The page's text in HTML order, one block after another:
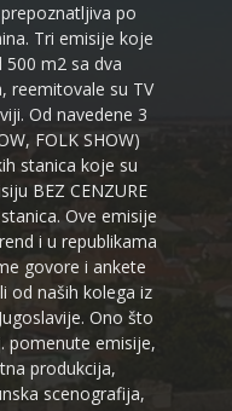
po
Tri emisije koje
500 m2 sa dva
reemitovale su TV
Od navedene 3
FOLK SHOW)
stanica koje su
BEZ CENZURE
Ove emisije
i u republikama
govore i ankete
od naših kolega iz
Ono što
pomenute emisije,
produkcija,
scenografija,